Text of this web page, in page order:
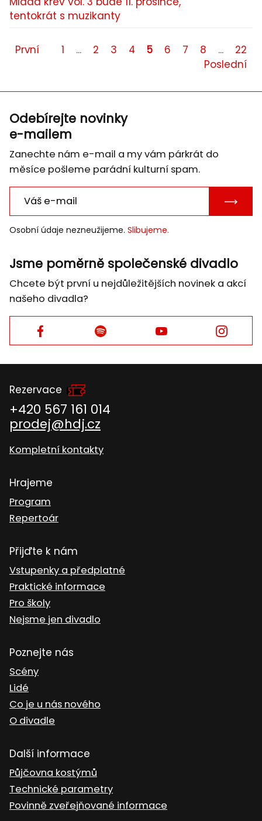
tentokrát s muzikanty
První 1 ... 2 3 4 5 6 7 8 ...
22
Poslední
Odebírejte novinky
e-mailem
Zanechte nám e-mail a my vám párkrát do
měsíce pošleme parádní kulturní spam.
E-
Osobní údaje nezneužijeme. Slibujeme.
Jsme poměrně společenské divadlo
Chcete být první u nejdůležitějších novinek a akcí
našeho divadla?
Facebook Facebook Facebook Facebook
Rezervace
+420 567 161 014
prodej@hdj.cz
Kompletní kontakty
Hrajeme
Program
Repertoár
Přijďte k nám
Vstupenky a předplatné
Praktické informace
Pro školy
Nejsme jen divadlo
Poznejte nás
Scény
Lidé
Co je u nás nového
O divadle
Další informace
Půjčovna kostýmů
Technické parametry
Povinně zveřejňované informace